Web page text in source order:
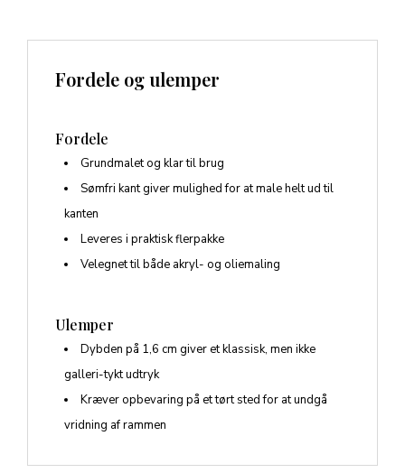
Fordele og ulemper
Fordele
Grundmalet og klar til brug
Sømfri kant giver mulighed for at male helt ud til
kanten
Leveres i praktisk flerpakke
Velegnet til både akryl- og oliemaling
Ulemper
Dybden på 1,6 cm giver et klassisk, men ikke
galleri-tykt udtryk
Kræver opbevaring på et tørt sted for at undgå
vridning af rammen